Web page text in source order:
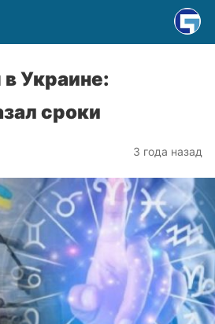
Украине:
сроки
3 года назад